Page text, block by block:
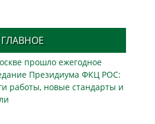
ГЛАВНОЕ
прошло ежегодное
Президиума ФКЦ РОС:
работы, новые стандарты и